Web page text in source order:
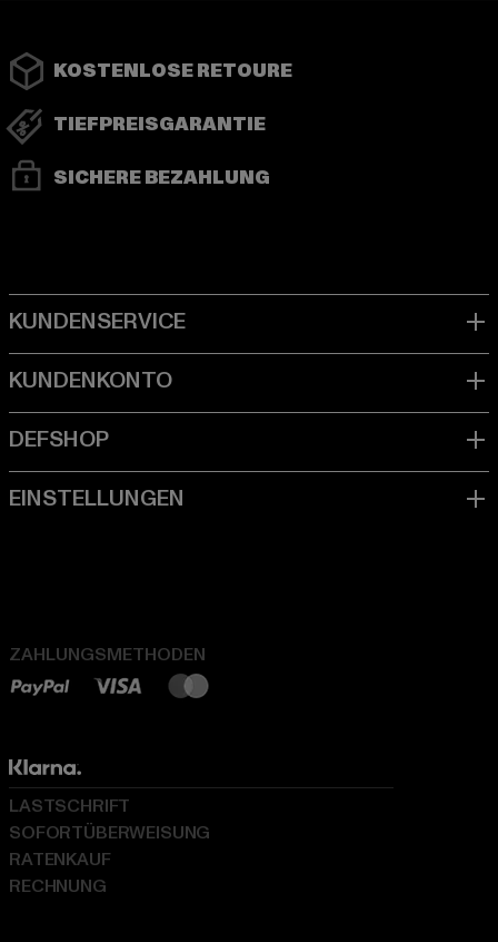
KOSTENLOSE RETOURE
TIEFPREISGARANTIE
SICHERE BEZAHLUNG
ZAHLUNGSMETHODEN
LASTSCHRIFT
SOFORTÜBERWEISUNG
RATENKAUF
RECHNUNG